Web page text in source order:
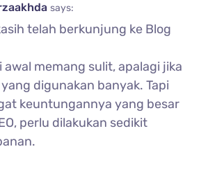
says:
telah berkunjung ke Blog
awal memang sulit, apalagi jika
digunakan banyak. Tapi
keuntungannya yang besar
perlu dilakukan sedikit